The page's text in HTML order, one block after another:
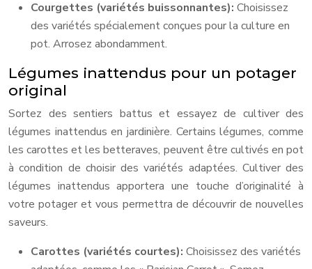
Courgettes (variétés buissonnantes): Choisissez
des variétés spécialement conçues pour la culture en
pot. Arrosez abondamment.
Légumes inattendus pour un potager
original
Sortez des sentiers battus et essayez de cultiver des
légumes inattendus en jardinière. Certains légumes, comme
les carottes et les betteraves, peuvent être cultivés en pot
à condition de choisir des variétés adaptées. Cultiver des
légumes inattendus apportera une touche d’originalité à
votre potager et vous permettra de découvrir de nouvelles
saveurs.
Carottes (variétés courtes): Choisissez des variétés